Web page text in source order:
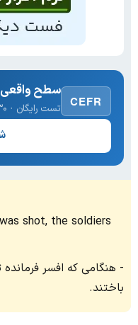
CEFR
سطح واقعی
تست رایگان · ۳۰ سوال · نتیجه فوری
shot, the soldiers
هنگامی که افسر
باختند.